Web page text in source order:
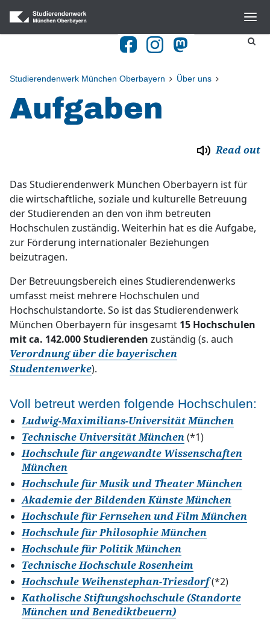
Studierendenwerk München Oberbayern Über uns
Aufgaben
Read out
Das Studierendenwerk München Oberbayern ist für
die wirtschaftliche, soziale und kulturelle Betreuung
der Studierenden an den von ihm betreuten
Hochschulen zuständig. Weiterhin hat es die Aufgabe,
zur Förderung internationaler Beziehungen
beizutragen.
Der Betreuungsbereich eines Studierendenwerks
umfasst meist mehrere Hochschulen und
Hochschulstandorte. So ist das Studierendenwerk
München Oberbayern für insgesamt 15 Hochschulen
mit ca. 142.000 Studierenden zuständig (s. auch
Verordnung über die bayerischen
Studentenwerke).
Voll betreut werden folgende Hochschulen:
Ludwig-Maximilians-Universität München
Technische Universität München (*1)
Hochschule für angewandte Wissenschaften
München
Hochschule für Musik und Theater München
Akademie der Bildenden Künste München
Hochschule für Fernsehen und Film München
Hochschule für Philosophie München
Hochschule für Politik München
Technische Hochschule Rosenheim
Hochschule Weihenstephan-Triesdorf(*2)
Katholische Stiftungshochschule (Standorte
München und Benediktbeuern)
Blog
Gastronomie
Halls of residence
Advice and Counselling
Kitas
Studying with a Disability
Über uns
Stellenangebote
Ausschreibungen